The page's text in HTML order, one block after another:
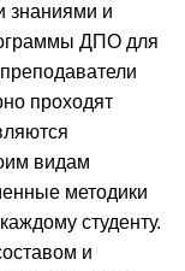
знаниями и
ДПО для
проходят
видам
методики
студенту.
и